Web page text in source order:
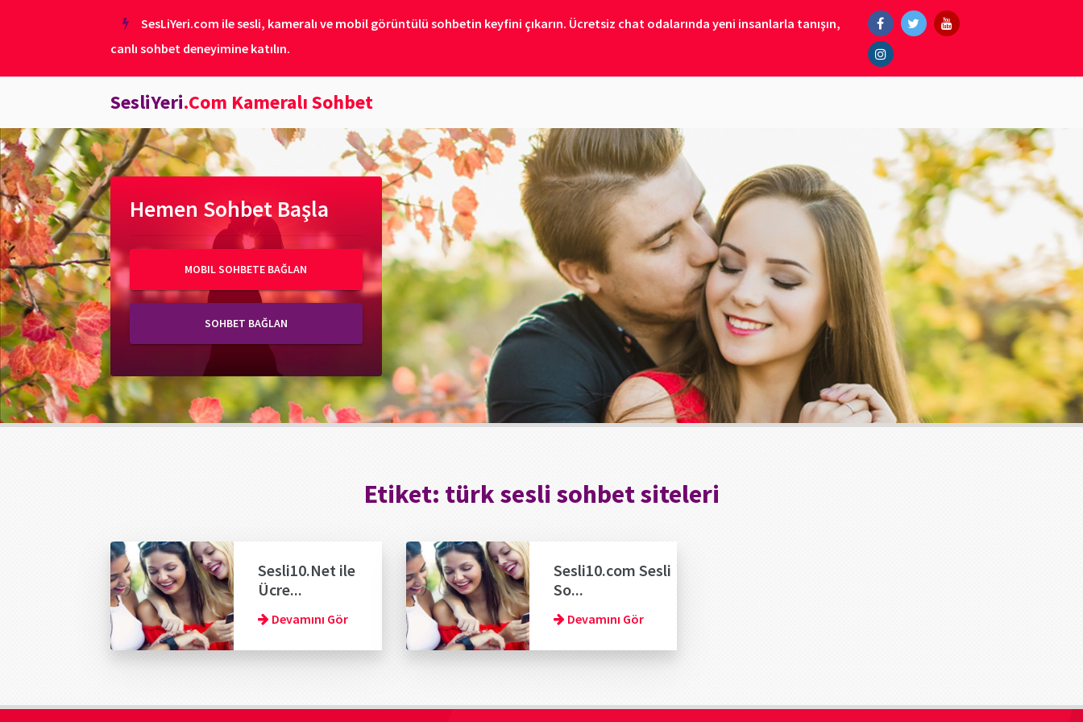
SesLiYeri.com ile sesli, kameralı ve mobil görüntülü sohbetin keyfini çıkarın. Ücretsiz chat odalarında yeni insanlarla tanışın,
canlı sohbet deneyimine katılın.
SesliYeri.Com Kameralı Sohbet
Hemen Sohbet Başla
MOBIL SOHBETE BAĞLAN
SOHBET BAĞLAN
Etiket: türk sesli sohbet siteleri
Sesli10.Net ile
Ücre...
Devamını Gör
Sesli10.com Sesli
So...
Devamını Gör